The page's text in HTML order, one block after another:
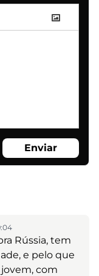
Enviar
Rússia, tem
e pelo que
com